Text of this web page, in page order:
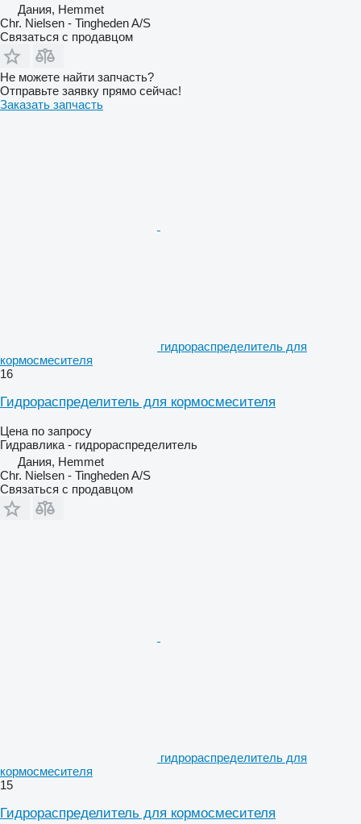
Дания, Hemmet
Chr. Nielsen - Tingheden A/S
Связаться с продавцом
Не можете найти запчасть?
Отправьте заявку прямо сейчас!
Заказать запчасть
гидрораспределитель для
кормосмесителя
16
Гидрораспределитель для кормосмесителя
Цена по запросу
Гидравлика - гидрораспределитель
Дания, Hemmet
Chr. Nielsen - Tingheden A/S
Связаться с продавцом
гидрораспределитель для
кормосмесителя
15
Гидрораспределитель для кормосмесителя